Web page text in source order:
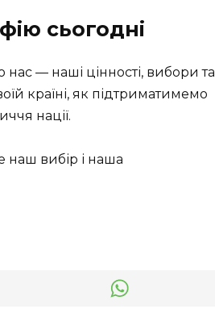
сьогодні
— наші цінності, вибори та
країні, як підтриматимемо
нації.
наш вибір і наша